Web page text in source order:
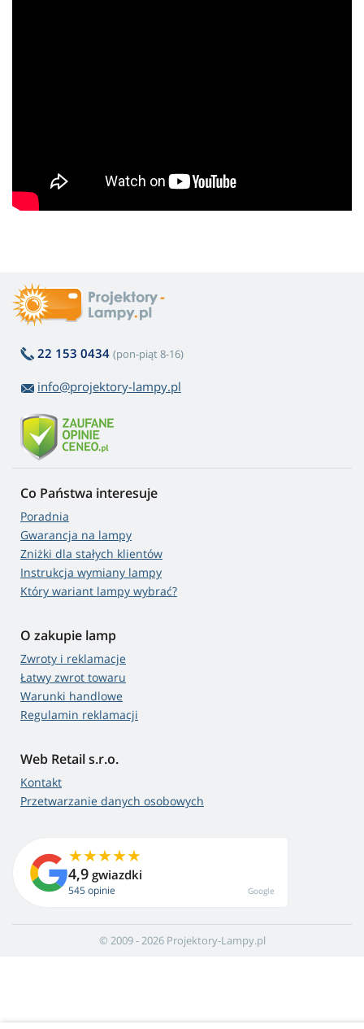
22 153 0434 (pon-piąt 8-16)
info@projektory-lampy.pl
Co Państwa interesuje
Poradnia
Gwarancja na lampy
Zniżki dla stałych klientów
Instrukcja wymiany lampy
Który wariant lampy wybrać?
O zakupie lamp
Zwroty i reklamacje
Łatwy zwrot towaru
Warunki handlowe
Regulamin reklamacji
Web Retail s.r.o.
Kontakt
Przetwarzanie danych osobowych
4,9 gwiazdki
545 opinie Google
© 2009 - 2026 Projektory-Lampy.pl